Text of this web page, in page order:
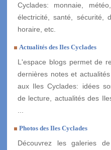
Cyclades: monnaie,
électricité, santé, sécurité,
horaire, etc.
Actualités des Iles Cyclades
L'espace blogs permet de
dernières notes et
aux Iles Cyclades: idées
de lecture, actualités des
Photos des Iles Cyclades
Découvrez les galeries